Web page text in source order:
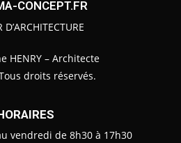
CONCEPT.FR
D’ARCHITECTURE
HENRY – Architecte
droits réservés.
vendredi de 8h30 à 17h30